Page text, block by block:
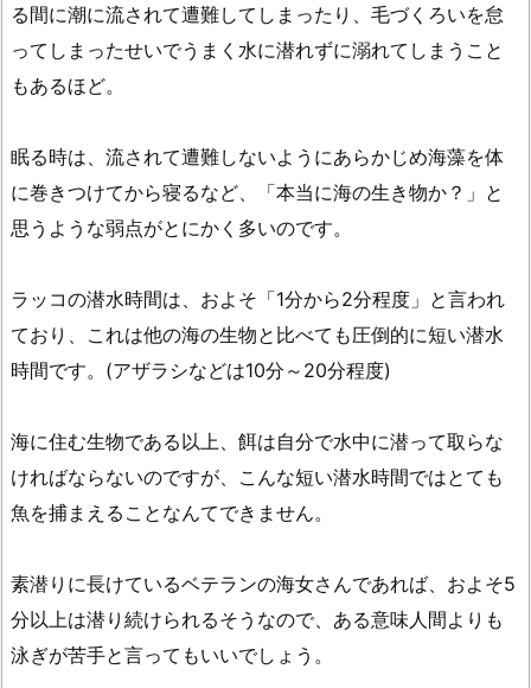
る間に潮に流されて遭難してしまったり、毛づくろいを怠
ってしまったせいでうまく水に潜れずに溺れてしまうこと
もあるほど。
眠る時は、流されて遭難しないようにあらかじめ海藻を体
に巻きつけてから寝るなど、「本当に海の生き物か？」と
思うような弱点がとにかく多いのです。
ラッコの潜水時間は、およそ「1分から2分程度」と言われ
ており、これは他の海の生物と比べても圧倒的に短い潜水
時間です。(アザラシなどは10分～20分程度)
海に住む生物である以上、餌は自分で水中に潜って取らな
ければならないのですが、こんな短い潜水時間ではとても
魚を捕まえることなんてできません。
素潜りに長けているベテランの海女さんであれば、およそ5
分以上は潜り続けられるそうなので、ある意味人間よりも
泳ぎが苦手と言ってもいいでしょう。